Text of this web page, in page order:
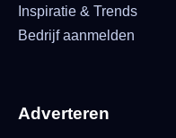
Inspiratie & Trends
Bedrijf aanmelden
Adverteren